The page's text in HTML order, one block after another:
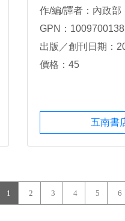
作/編/譯者：內政部
GPN：1009700138
出版／創刊日期：
價格：45
五南書
1 2 3 4 5 6